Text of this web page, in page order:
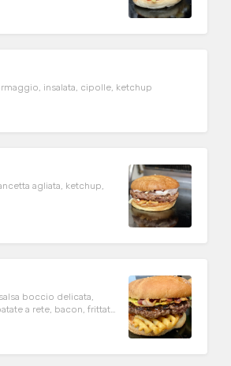
200 gr, formaggio, insalata, cipolle, ketchup
boccio delicata,
a rete, bacon, frittata